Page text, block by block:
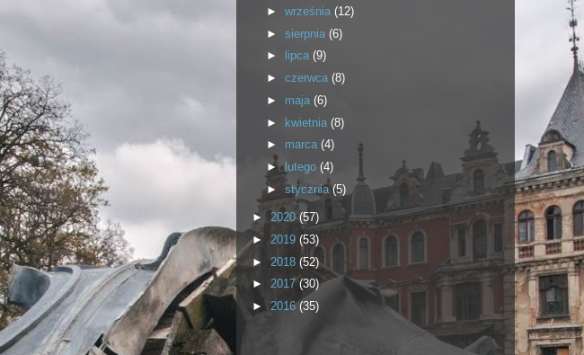
► września (12)
► sierpnia (6)
►
lipca (9)
► czerwca (8)
► maja (6)
► kwietnia (8)
► marca (4)
► lutego (4)
► stycznia(5)
► 2020(57)
► 2019 (53)
► 2018 (52)
► 2017(30)
► 2016(35)